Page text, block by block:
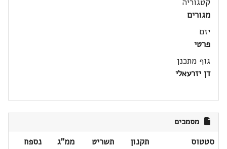
מגורים
יזם
פרטי
גוף מתכנן
דן יזרעאלי
מסמכים
סטטוס תקנון תשריט ממ"ג
נספח